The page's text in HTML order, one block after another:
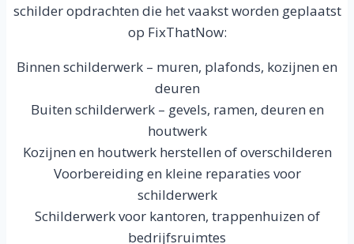
schilder opdrachten die het vaakst worden geplaatst
op FixThatNow:
Binnen schilderwerk – muren, plafonds, kozijnen en
deuren
Buiten schilderwerk – gevels, ramen, deuren en
houtwerk
Kozijnen en houtwerk herstellen of overschilderen
Voorbereiding en kleine reparaties voor
schilderwerk
Schilderwerk voor kantoren, trappenhuizen of
bedrijfsruimtes